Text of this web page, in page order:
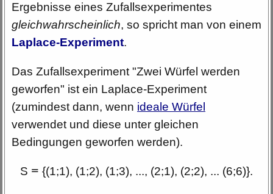
Ergebnisse eines Zufallsexperimentes
gleichwahrscheinlich, so spricht man von einem
Laplace-Experiment.
Das Zufallsexperiment "Zwei Würfel werden
geworfen" ist ein Laplace-Experiment
(zumindest dann, wenn ideale Würfel
verwendet und diese unter gleichen
Bedingungen geworfen werden).
S = {(1;1), (1;2), (1;3), ..., (2;1), (2;2), ... (6;6)}.